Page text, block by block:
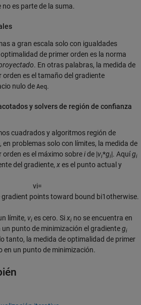
es parte de la suma.
a gran escala solo con igualdades
optimalidad de primer orden es la norma
. En otras palabras, la medida de
es el tamaño del gradiente
nulo de Aeq.
y solvers de región de confianza
cuadrados y algoritmos región de
problemas solo con límites, la medida de
es el máximo sobreide |vi*gi|. Aquígi
del gradiente, xes el punto actual y
vi=
points toward bound bi1otherwise.
límite, vi es cero. Sixi no se encuentra en
un punto de minimización el gradientegi
tanto, la medida de optimalidad de primer
en un punto de minimización.